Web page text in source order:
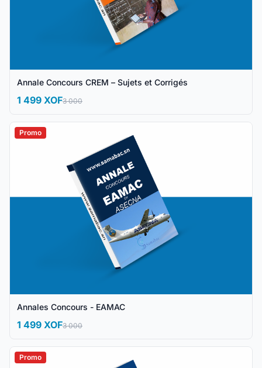
Annale Concours CREM – Sujets et Corrigés
1 499 XOF3 000
Promo
Annales Concours - EAMAC
1 499 XOF3 000
Promo